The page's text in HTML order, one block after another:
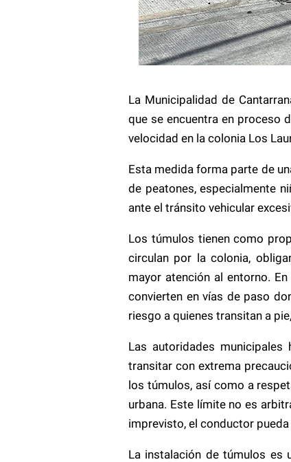
La Municipalidad de
que se encuentra en proceso
velocidad en la colonia Los
Esta medida forma parte de
de peatones, especialmente
ante el tránsito vehicular
Los túmulos tienen como
circulan por la colonia,
mayor atención al entorno.
convierten en vías de paso
riesgo a quienes transitan a
Las autoridades
transitar con extrema
los túmulos, así como a
urbana. Este límite no es
imprevisto, el conductor
La instalación de túmulos es